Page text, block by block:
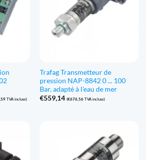
TVA incluse)
Trafag Transmetteur de
pression NAP-8842 0 ... 100
Bar, adapté à l'eau de mer
€559,14 (€676,56TVA incluse)